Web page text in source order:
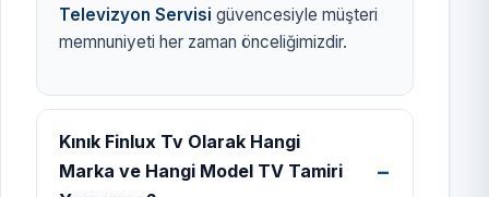
Televizyon Servisi güvencesiyle müşteri
memnuniyeti her zaman önceliğimizdir.
Kınık Finlux Tv Olarak Hangi
Marka ve Hangi Model TV Tamiri